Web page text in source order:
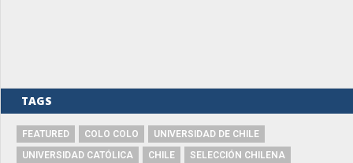
TAGS
FEATURED COLO COLO
UNIVERSIDAD DE CHILE
UNIVERSIDAD CATÓLICA
CHILE
SELECCIÓN CHILENA